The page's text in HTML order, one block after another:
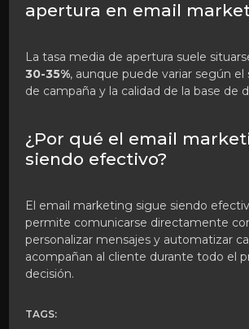
apertura en email
La tasa media de apertura suele
30-35%, aunque puede variar según el
de campaña y la calidad de la base de
¿Por qué el email
siendo efectivo?
El email marketing sigue siendo
permite comunicarse directamente
personalizar mensajes y automatizar
acompañan al cliente durante todo el
decisión.
TAGS: